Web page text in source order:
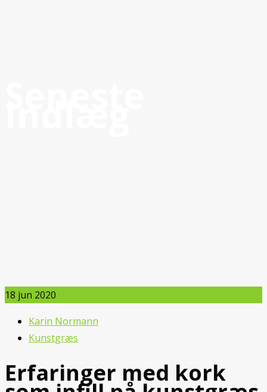
18 jun 2020
Karin Normann
Kunstgræs
Erfaringer med kork